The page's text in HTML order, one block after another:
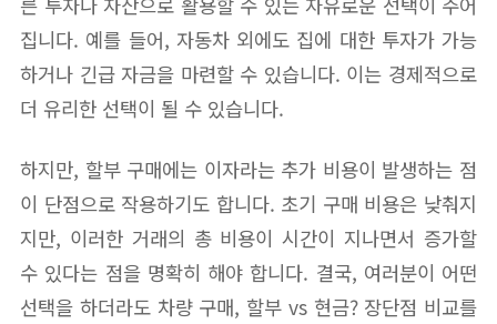
집니다. 예를 들어, 자동차 외에도 집에 대한 투자가 가능
하거나 긴급 자금을 마련할 수 있습니다. 이는 경제적으로
더 유리한 선택이 될 수 있습니다.
하지만, 할부 구매에는 이자라는 추가 비용이 발생하는 점
이 단점으로 작용하기도 합니다. 초기 구매 비용은 낮춰지
지만, 이러한 거래의 총 비용이 시간이 지나면서 증가할
수 있다는 점을 명확히 해야 합니다. 결국, 여러분이 어떤
선택을 하더라도 차량 구매, 할부 vs 현금? 장단점 비교를